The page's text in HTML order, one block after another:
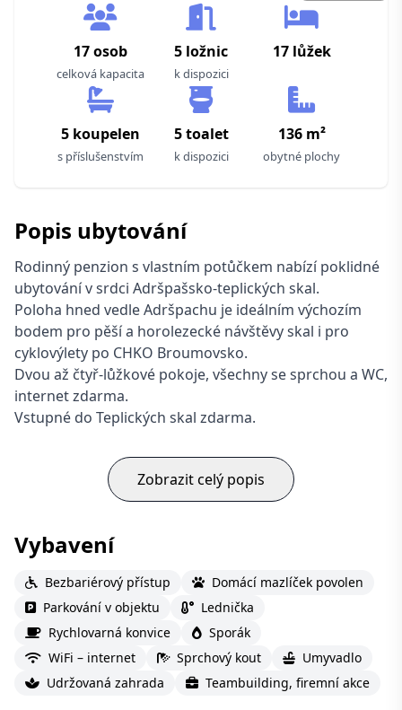
17 osob
celková kapacita
5 ložnic
k dispozici
17 lůžek
5 koupelen
s příslušenstvím
5 toalet
k dispozici
136 m²
obytné plochy
Popis ubytování
Rodinný penzion s vlastním potůčkem nabízí poklidné
ubytování v srdci Adršpašsko-teplických skal.
Poloha hned vedle Adršpachu je ideálním výchozím
bodem pro pěší a horolezecké návštěvy skal i pro
cyklovýlety po CHKO Broumovsko.
Dvou až čtyř-lůžkové pokoje, všechny se sprchou a WC,
internet zdarma.
Vstupné do Teplických skal zdarma.
Zobrazit celý popis
Vybavení
Bezbariérový přístup
Domácí mazlíček povolen
Parkování v objektu
Lednička
Rychlovarná konvice
Sporák
WiFi – internet
Sprchový kout
Umyvadlo
Udržovaná zahrada
Teambuilding, firemní akce